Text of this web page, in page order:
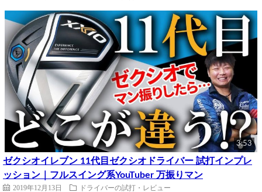
3:53
ゼクシオイレブン 11代目ゼクシオドライバー 試打インプレ
ッション｜フルスイング系YouTuber 万振りマン
2019年12月13日 ドライバーの試打・レビュー